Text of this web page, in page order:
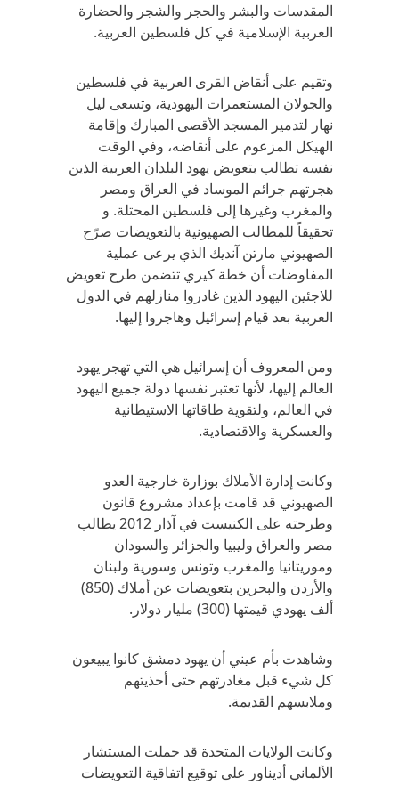
المقدسات والبشر والحجر والشجر والحضارة
العربية الإسلامية في كل فلسطين العربية.
وتقيم على أنقاض القرى العربية في فلسطين
والجولان المستعمرات اليهودية، وتسعى ليل
نهار لتدمير المسجد الأقصى المبارك وإقامة
الهيكل المزعوم على أنقاضه، وفي الوقت
نفسه تطالب بتعويض يهود البلدان العربية الذين
هجرتهم جرائم الموساد في العراق ومصر
والمغرب وغيرها إلى فلسطين المحتلة. و
تحقيقاً للمطالب الصهيونية بالتعويضات صرّح
الصهيوني مارتن آنديك الذي يرعى عملية
المفاوضات أن خطة كيري تتضمن طرح تعويض
للاجئين اليهود الذين غادروا منازلهم في الدول
العربية بعد قيام إسرائيل وهاجروا إليها.
ومن المعروف أن إسرائيل هي التي تهجر يهود
العالم إليها، لأنها تعتبر نفسها دولة جميع اليهود
في العالم، ولتقوية طاقاتها الاستيطانية
والعسكرية والاقتصادية.
وكانت إدارة الأملاك بوزارة خارجية العدو
الصهيوني قد قامت بإعداد مشروع قانون
وطرحته على الكنيست في آذار 2012 يطالب
مصر والعراق وليبيا والجزائر والسودان
وموريتانيا والمغرب وتونس وسورية ولبنان
والأردن والبحرين بتعويضات عن أملاك (850)
ألف يهودي قيمتها (300) مليار دولار.
وشاهدت بأم عيني أن يهود دمشق كانوا يبيعون
كل شيء قبل مغادرتهم حتى أحذيتهم
وملابسهم القديمة.
وكانت الولايات المتحدة قد حملت المستشار
الألماني أديناور على توقيع اتفاقية التعويضات